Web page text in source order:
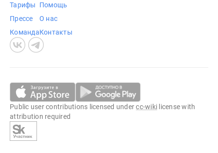
Тарифы
Прессе
Команда
Помощь
О нас
Контакты
Public user contributions licensed undercc-wiki license with
attribution required